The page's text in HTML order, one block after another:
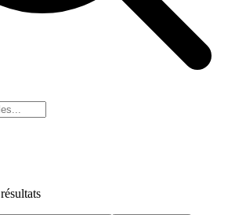
résultats